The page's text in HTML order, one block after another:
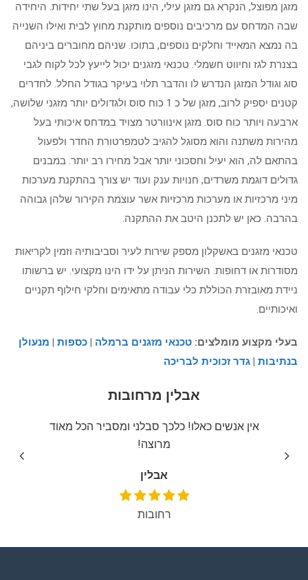
מזגן מפוצל, הנקרא גם מזגן עילי, הינו מזגן בעל שתי יחידות. היחידה
שבה המדחס עם מרכיבים נוספים מותקנת מחוץ לבית ואילו השנייה
בה נמצא המאייד וחלקים נוספים, בתוכו. שניהם מחוברים ביניהם
בצנרת לגז וחיווט חשמלי. טכנאי מזגנים יכול לייעץ לכל לקוח לגבי
סוג וגודל המזגן הנדרש לו והדבר תלוי בעיקר בגודל החלל. לחדרים
קטנים יספיק לרוב, מזגן של כ 1 כוח סוס ולגדולים יותר מזגני שלושה,
ארבעה ויותר כוח סוס. מזגן אינוורטר מצויד במדחס איכותי בעל
מהירות משתנה והוא מסוגל להגיב לטמפרטורת החדר ולפעול
בהתאם לה, הוא יעיל וחסכוני יותר אבל מחירו רב יותר. במבנים
גדולים דוגמת משרדים, חנויות ענק ועוד יש צורך בהתקנת מערכות
מיני מרכזיות או מערכות מרכזיות אשר עוצמת הקירור שלהן גבוהה
בהרבה. כאן יש לתכנן היטב את ההתקנה.
טכנאי מזגנים באשקלון מספק שירות לעיר וסביבותיה וזמין לקריאות
מסודרות או דחופות. השירות הניתן על ידו הינו מקצועי. יש ברשותו
ניידת מאובזרת הכוללת כלי עבודה מתאימים וחלקי חילוף תקניים
ואיכותיים.
בעלי מקצוע מומלצים: טכנאי מזגנים ברמלה | כספות | מנעולן
בנתיבות | גדר זכוכית לבריכה
אבלין מרחובות
אין אנשים כאלו! כלכך סבלני ומסביר הכל מאוד
מרוצה!
אבלין
רחובות